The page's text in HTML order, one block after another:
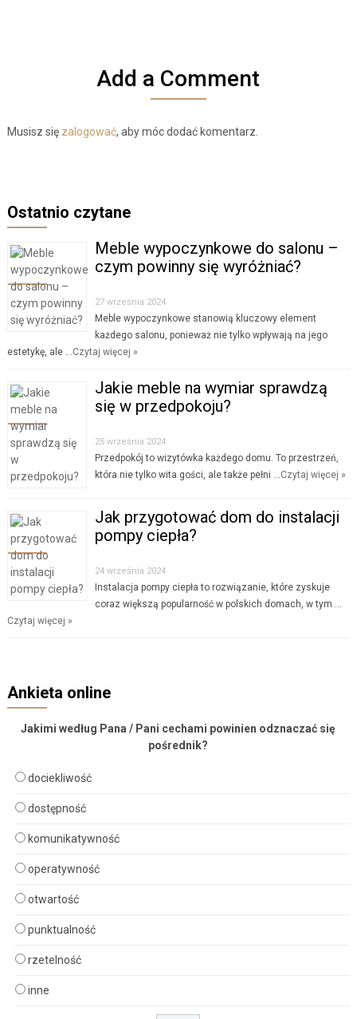
Add a Comment
Musisz się zalogować, aby móc dodać komentarz.
Ostatnio czytane
Meble wypoczynkowe do salonu –
czym powinny się wyróżniać?
27 września 2024
Meble wypoczynkowe stanowią kluczowy element
każdego salonu, ponieważ nie tylko wpływają na jego
estetykę, ale …Czytaj więcej »
Jakie meble na wymiar sprawdzą
się w przedpokoju?
25 września 2024
Przedpokój to wizytówka każdego domu. To przestrzeń,
która nie tylko wita gości, ale także pełni …Czytaj więcej »
Jak przygotować dom do instalacji
pompy ciepła?
24 września 2024
Instalacja pompy ciepła to rozwiązanie, które zyskuje
coraz większą popularność w polskich domach, w tym …
Czytaj więcej »
Ankieta online
Jakimi według Pana / Pani cechami powinien odznaczać się
pośrednik?
dociekliwość
dostępność
komunikatywność
operatywność
otwartość
punktualność
rzetelność
inne